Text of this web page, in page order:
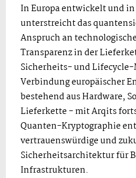
In Europa entwickelt und
unterstreicht das
Anspruch an
Transparenz in der
Sicherheits- und
Verbindung europäischer
bestehend aus Hardware,
Lieferkette - mit Arqits
Quanten-Kryptographie
vertrauenswürdige und
Sicherheitsarchitektur für
Infrastrukturen.